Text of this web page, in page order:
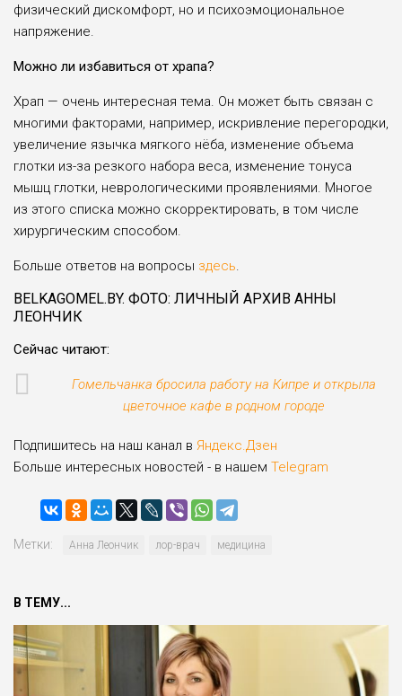
физический дискомфорт, но и психоэмоциональное
напряжение.
Можно ли избавиться от храпа?
Храп — очень интересная тема. Он может быть связан с
многими факторами, например, искривление перегородки,
увеличение язычка мягкого нёба, изменение объема
глотки из-за резкого набора веса, изменение тонуса
мышц глотки, неврологическими проявлениями. Многое
из этого списка можно скорректировать, в том числе
хирургическим способом.
Больше ответов на вопросы здесь.
BELKAGOMEL.BY. ФОТО: ЛИЧНЫЙ АРХИВ АННЫ
ЛЕОНЧИК
Сейчас читают:
Гомельчанка бросила работу на Кипре и открыла
цветочное кафе в родном городе
Подпишитесь на наш канал в Яндекс.Дзен
Больше интересных новостей - в нашем Telegram
Метки: Анна Леончик лор-врач медицина
В ТЕМУ...